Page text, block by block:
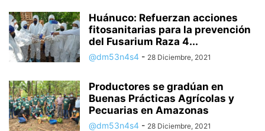
Huánuco: Refuerzan acciones
fitosanitarias para la prevención
del Fusarium Raza 4...
@dm53n4s4 - 28 Diciembre, 2021
Productores se gradúan en
Buenas Prácticas Agrícolas y
Pecuarias en Amazonas
@dm53n4s4 - 28 Diciembre, 2021